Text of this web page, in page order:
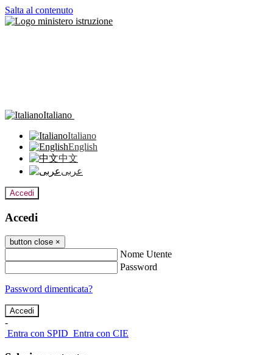
Salta al contenuto
Italiano
Italiano
English
中文
عربى
Accedi
Accedi
button close ×
Nome Utente
Password
Password dimenticata?
-
Entra con SPID Entra con CIE